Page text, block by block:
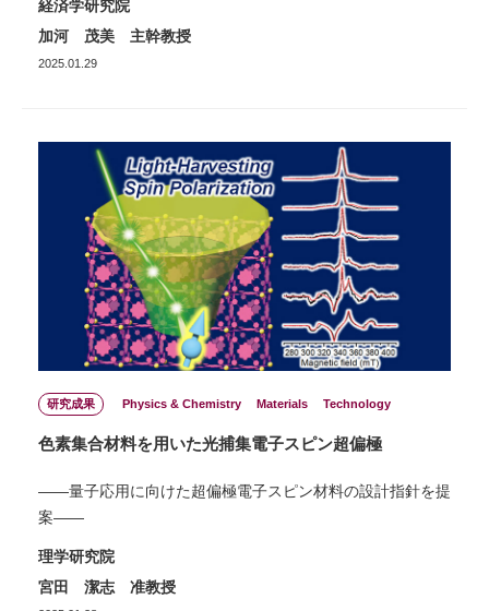
経済学研究院
加河 茂美 主幹教授
2025.01.29
研究成果 Physics & Chemistry Materials Technology
色素集合材料を用いた光捕集電子スピン超偏極
――量子応用に向けた超偏極電子スピン材料の設計指針を提
案――
理学研究院
宮田 潔志 准教授